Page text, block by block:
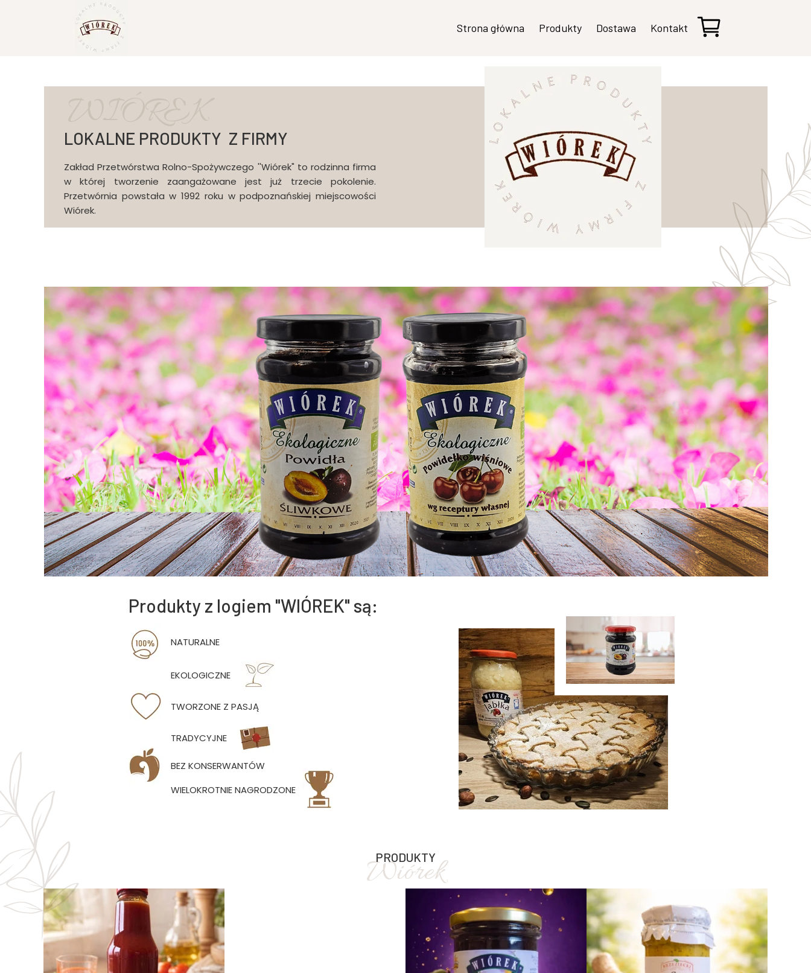
Strona główna Produkty
Soki
Konfitury, dżemy i powidła
Syropy
Sałatki i warzywa
Dostawa Kontakt
LOKALNE PRODUKTY Z FIRMY
Zakład Przetwórstwa Rolno-Spożywczego ''Wiórek" to rodzinna firma
w której tworzenie zaangażowane jest już trzecie pokolenie.
Przetwórnia powstała w 1992 roku w podpoznańskiej miejscowości
Wiórek.
NATURALNE
BEZ KONSERWANTÓW
TRADYCYJNE
TWORZONE Z PASJĄ
EKOLOGICZNE
WIELOKROTNIE NAGRODZONE
Produkty z logiem "WIÓREK" są:
PRODUKTY
Wiórek